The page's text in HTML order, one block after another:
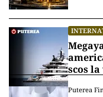
scos
Puterea